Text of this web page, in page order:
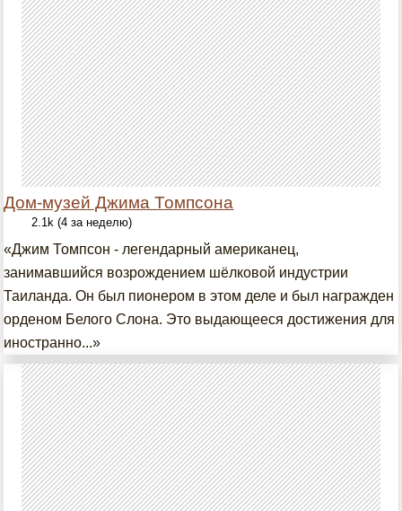
Дом-музей Джима Томпсона
2.1k (4 за неделю)
«Джим Томпсон - легендарный американец,
занимавшийся возрождением шёлковой индустрии
Таиланда. Он был пионером в этом деле и был награжден
орденом Белого Слона. Это выдающееся достижения для
иностранно...»